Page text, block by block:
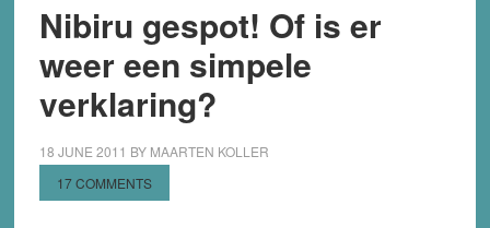
Nibiru gespot! Of is er
weer een simpele
verklaring?
18 JUNE 2011 BY MAARTEN KOLLER
17 COMMENTS